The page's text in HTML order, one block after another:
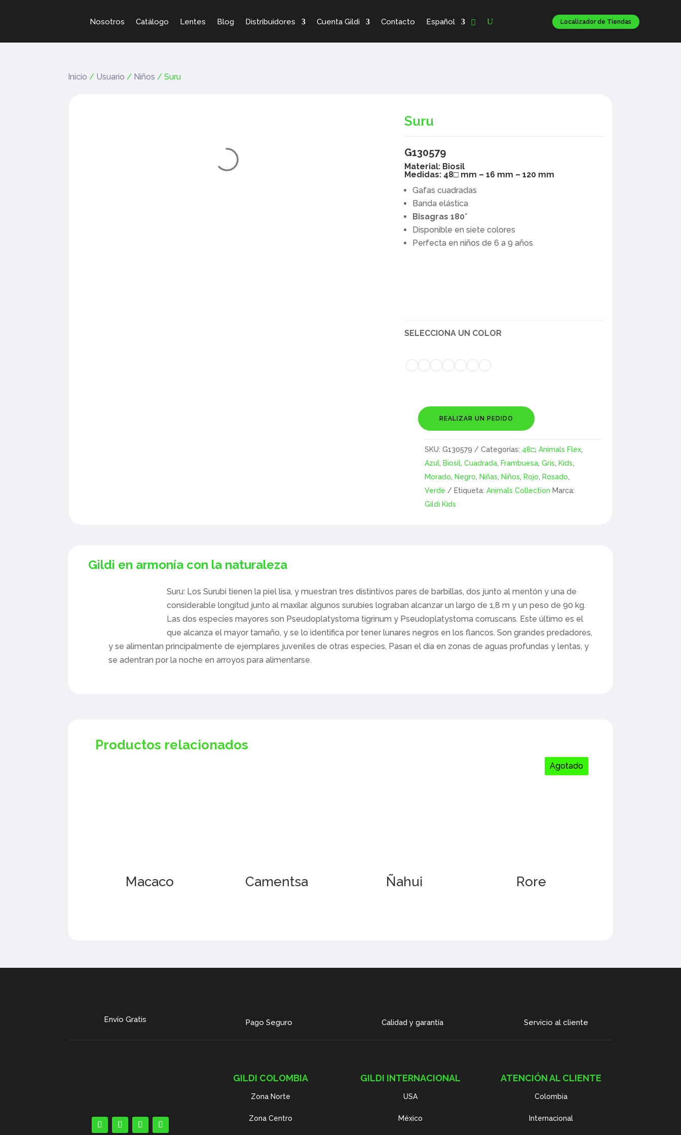
Nosotros Catálogo Lentes Blog Distribuidores Cuenta Gildi Contacto Español Localizador de Tiendas
Inicio / Usuario / Niños / Suru
Suru
G130579
Material: Biosil
Medidas: 48□ mm – 16 mm – 120 mm
Gafas cuadradas
Banda elástica
Bisagras 180°
Disponible en siete colores
Perfecta en niños de 6 a 9 años
SELECCIONA UN COLOR
Suru
REALIZAR UN PEDIDO
SKU:G130579 Categorías: 48□,Animals Flex
Azul Biosil ,Cuadrada Frambuesa ,Gris Kids
Morado
Negro Niñas Niños Rojo Rosado
Verde
Etiqueta:Animals Collection Marca:
Gildi Kids
Gildi en armonía con la naturaleza
Suru: Los Surubi tienen la piel lisa, y muestran tres distintivos pares de barbillas, dos junto al mentón y una de
considerable longitud junto al maxilar. algunos surubíes lograban alcanzar un largo de 1,8 m y un peso de 90 kg.
Las dos especies mayores son Pseudoplatystoma tigrinum y Pseudoplatystoma corruscans. Este último es el
que alcanza el mayor tamaño, y se lo identifica por tener lunares negros en los flancos. Son grandes predadores,
y se alimentan principalmente de ejemplares juveniles de otras especies, Pasan el día en zonas de aguas profundas y lentas, y
se adentran por la noche en arroyos para alimentarse.
Productos relacionados
Macaco Camentsa Ñahui
Agotado
Rore
Envío Gratis Pago Seguro Calidad y garantía Servicio al cliente
GILDI COLOMBIA
Zona Norte
Zona Centro
GILDI INTERNACIONAL
USA
México
ATENCIÓN AL CLIENTE
Colombia
Internacional